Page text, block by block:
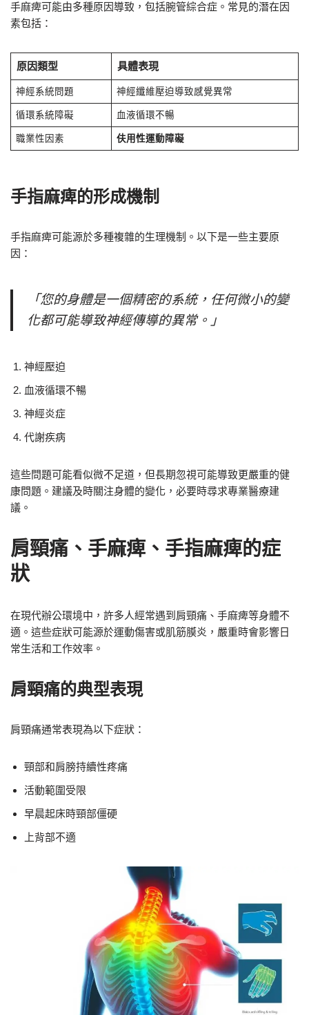
手麻痺可能由多種原因導致，包括腕管綜合症。常見的潛在因
素包括：
原因類型 具體表現
神經系統問題 神經纖維壓迫導致感覺異常
循環系統障礙 血液循環不暢
職業性因素 伕用性運動障礙
手指麻痺的形成機制
手指麻痺可能源於多種複雜的生理機制。以下是一些主要原
因：
「您的身體是一個精密的系統，任何微小的變
化都可能導致神經傳導的異常。」
神經壓迫
血液循環不暢
神經炎症
代謝疾病
這些問題可能看似微不足道，但長期忽視可能導致更嚴重的健
康問題。建議及時關注身體的變化，必要時尋求專業醫療建
議。
肩頸痛、手麻痺、手指麻痺的症
狀
在現代辦公環境中，許多人經常遇到肩頸痛、手麻痺等身體不
適。這些症狀可能源於運動傷害或肌筋膜炎，嚴重時會影響日
常生活和工作效率。
肩頸痛的典型表現
肩頸痛通常表現為以下症狀：
頸部和肩膀持續性疼痛
活動範圍受限
早晨起床時頸部僵硬
上背部不適